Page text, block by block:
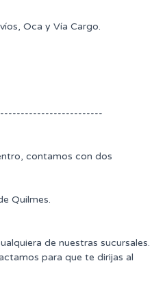
Oca y Vía Cargo.
contamos con dos
Quilmes.
de nuestras sucursales.
para que te dirijas al